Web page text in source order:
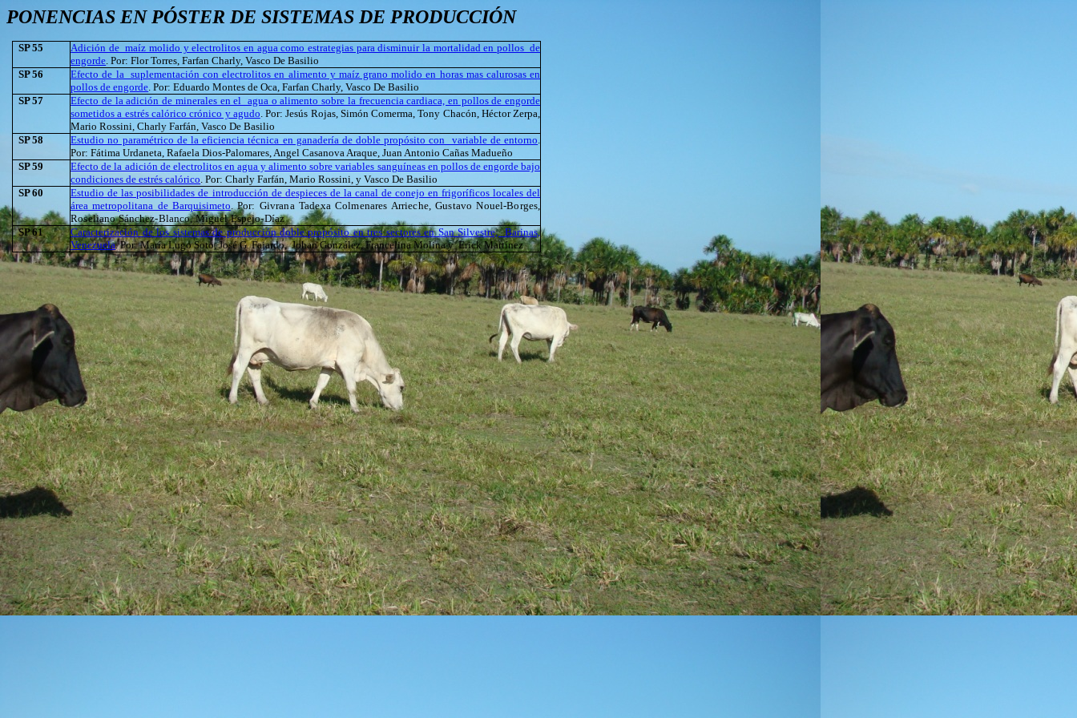
PONENCIAS EN PÓSTER DE SISTEMAS DE PRODUCCIÓN
SP 55
Adición de maíz molido y electrolitos en agua como estrategias para disminuir la mortalidad en pollos de
engorde. Por: Flor Torres, Farfan Charly, Vasco De Basilio
SP 56
Efecto de la suplementación con electrolitos en alimento y maíz grano molido en horas mas calurosas en
pollos de engorde. Por: Eduardo Montes de Oca, Farfan Charly, Vasco De Basilio
SP 57
Efecto de la adición de minerales en el agua o alimento sobre la frecuencia cardiaca, en pollos de engorde
sometidos a estrés calórico crónico y agudo. Por: Jesús Rojas, Simón Comerma, Tony Chacón, Héctor Zerpa,
Mario Rossini, Charly Farfán, Vasco De Basilio
SP 58
Estudio no paramétrico de la eficiencia técnica en ganadería de doble propósito con variable de entorno.
Por: Fátima Urdaneta, Rafaela Dios-Palomares, Angel Casanova Araque, Juan Antonio Cañas Madueño
SP 59
Efecto de la adición de electrolitos en agua y alimento sobre variables sanguíneas en pollos de engorde bajo
condiciones de estrés calórico. Por: Charly Farfán, Mario Rossini, y Vasco De Basilio
SP 60
Estudio de las posibilidades de introducción de despieces de la canal de conejo en frigoríficos locales del
área metropolitana de Barquisimeto.Por: Givrana Tadexa Colmenares Arrieche, Gustavo Nouel-Borges,
Roseliano Sánchez-Blanco, Miguel Espejo-Díaz
SP 61
Caracterización de los sistemas de producción doble propósito en tres sectores en San Silvestre, Barinas,
Venezuela. Por: María Lugo Soto, José G. Fajardo, Johan González, Francelina Molina y Erick Martínez